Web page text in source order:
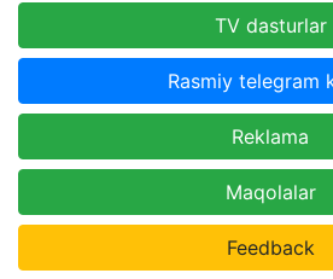
TV dasturlar
Rasmiy telegram
Reklama
Maqolalar
Feedback